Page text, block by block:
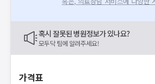
혹시 잘못된 병원정보가 있나요?
모두닥 팀에 알려주세요!
가격표